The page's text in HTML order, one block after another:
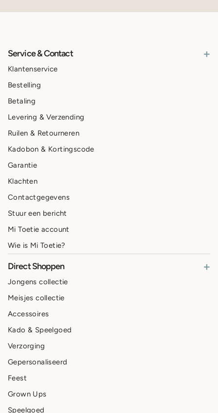
Service & Contact +
Klantenservice
Bestelling
Betaling
Levering & Verzending
Ruilen & Retourneren
Kadobon & Kortingscode
Garantie
Klachten
Contactgegevens
Stuur een bericht
Mi Toetie account
Wie is Mi Toetie?
Direct Shoppen +
Jongens collectie
Meisjes collectie
Accessoires
Kado & Speelgoed
Verzorging
Gepersonaliseerd
Feest
Grown Ups
Speelgoed